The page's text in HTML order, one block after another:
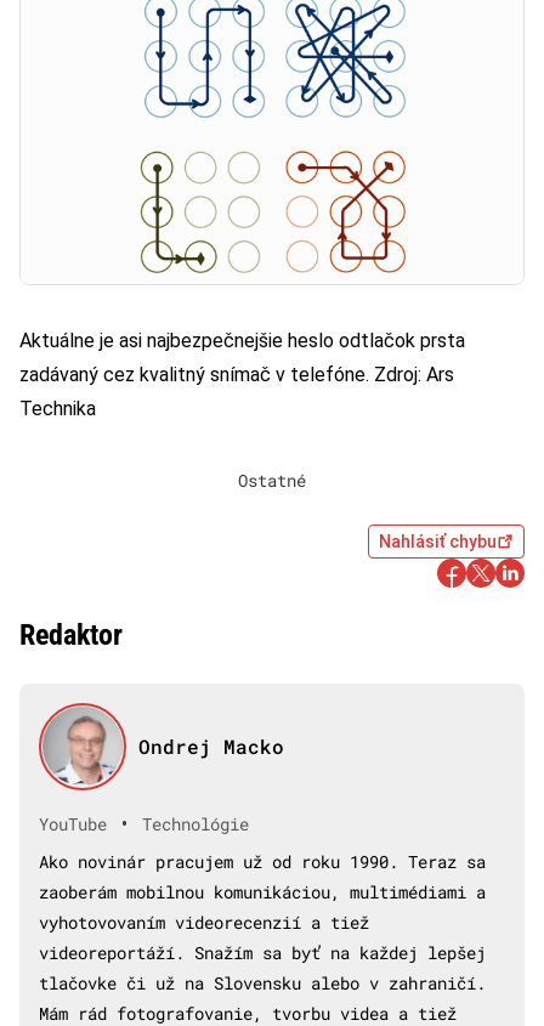
Aktuálne je asi najbezpečnejšie heslo odtlačok prsta
zadávaný cez kvalitný snímač v telefóne. Zdroj: Ars
Technika
Ostatné
Nahlásiť chybu
Redaktor
Ondrej Macko
YouTube •
Technológie
Ako novinár pracujem už od roku 1990. Teraz sa
zaoberám mobilnou komunikáciou, multimédiami a
vyhotovovaním videorecenzií a tiež
videoreportáží. Snažím sa byť na každej lepšej
tlačovke či už na Slovensku alebo v zahraničí.
Mám rád fotografovanie, tvorbu videa a tiež